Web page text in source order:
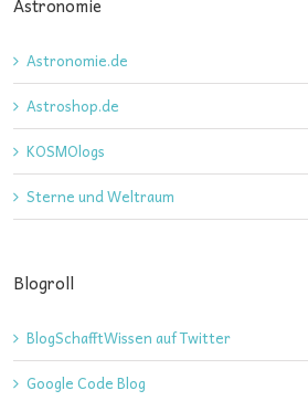
Astronomie.de
Astroshop.de
KOSMOlogs
Sterne und Weltraum
Blogroll
BlogSchafftWissen auf Twitter
Google Code Blog